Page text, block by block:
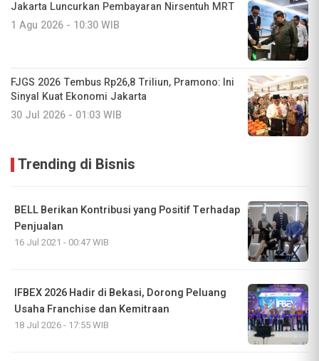
Jakarta Luncurkan Pembayaran Nirsentuh MRT
1 Agu 2026 - 10:30 WIB
FJGS 2026 Tembus Rp26,8 Triliun, Pramono: Ini
Sinyal Kuat Ekonomi Jakarta
30 Jul 2026 - 01:03 WIB
Trending di Bisnis
BELL Berikan Kontribusi yang Positif Terhadap
Penjualan
16 Jul 2021 - 00:47 WIB
IFBEX 2026 Hadir di Bekasi, Dorong Peluang
Usaha Franchise dan Kemitraan
18 Jul 2026 - 17:55 WIB